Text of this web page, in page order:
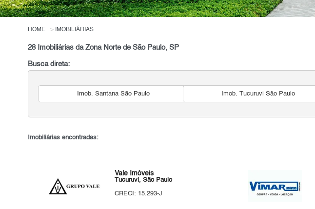
HOME IMOBILIÁRIAS
28 Imobiliárias da Zona Norte de São Paulo, SP
Busca direta:
Imob. Santana São Paulo Imob. Tucuruvi São Paulo
Imobiliárias encontradas:
Vale Imóveis
Tucuruvi, São Paulo
CRECI: 15.293-J